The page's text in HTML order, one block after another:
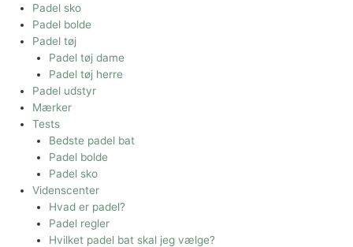
Padel sko
Padel bolde
Padel tøj
Padel tøj dame
Padel tøj herre
Padel udstyr
Mærker
Tests
Bedste padel bat
Padel bolde
Padel sko
Videnscenter
Hvad er padel?
Padel regler
Hvilket padel bat skal jeg vælge?